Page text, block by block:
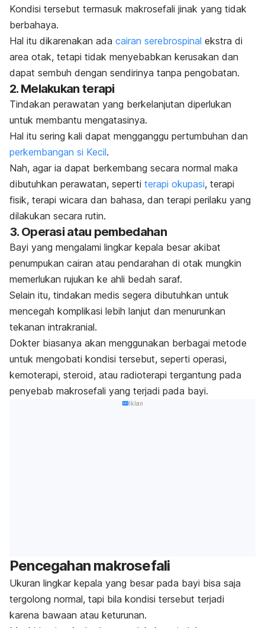
Kondisi tersebut termasuk makrosefali jinak yang tidak
berbahaya.
Hal itu dikarenakan ada cairan serebrospinal ekstra di
area otak, tetapi tidak menyebabkan kerusakan dan
dapat sembuh dengan sendirinya tanpa pengobatan.
2. Melakukan terapi
Tindakan perawatan yang berkelanjutan diperlukan
untuk membantu mengatasinya.
Hal itu sering kali dapat mengganggu pertumbuhan dan
perkembangan si Kecil.
Nah, agar ia dapat berkembang secara normal maka
dibutuhkan perawatan, seperti terapi okupasi, terapi
fisik, terapi wicara dan bahasa, dan terapi perilaku yang
dilakukan secara rutin.
3. Operasi atau pembedahan
Bayi yang mengalami lingkar kepala besar akibat
penumpukan cairan atau pendarahan di otak mungkin
memerlukan rujukan ke ahli bedah saraf.
Selain itu, tindakan medis segera dibutuhkan untuk
mencegah komplikasi lebih lanjut dan menurunkan
tekanan intrakranial.
Dokter biasanya akan menggunakan berbagai metode
untuk mengobati kondisi tersebut, seperti operasi,
kemoterapi, steroid, atau radioterapi tergantung pada
penyebab makrosefali yang terjadi pada bayi.
Iklan
Pencegahan makrosefali
Ukuran lingkar kepala yang besar pada bayi bisa saja
tergolong normal, tapi bila kondisi tersebut terjadi
karena bawaan atau keturunan.